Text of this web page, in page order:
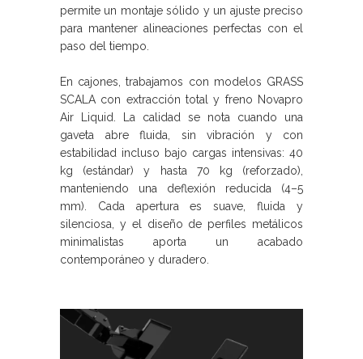
permite un montaje sólido y un ajuste preciso
para mantener alineaciones perfectas con el
paso del tiempo.
En cajones, trabajamos con modelos GRASS
SCALA con extracción total y freno Novapro
Air Liquid. La calidad se nota cuando una
gaveta abre fluida, sin vibración y con
estabilidad incluso bajo cargas intensivas: 40
kg (estándar) y hasta 70 kg (reforzado),
manteniendo una deflexión reducida (4–5
mm). Cada apertura es suave, fluida y
silenciosa, y el diseño de perfiles metálicos
minimalistas aporta un acabado
contemporáneo y duradero.